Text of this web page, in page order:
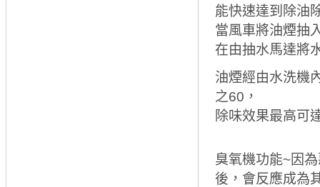
能快速達到除油
當風車將油煙抽
在由抽水馬達將
油煙經由水洗機
之60，
除味效果最高可
臭氧機功能~因
後，會反應成為